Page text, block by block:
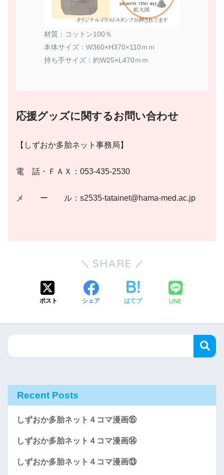
材質：コットン100％
本体サイズ：W360×H370×110ｍｍ
持ち手サイズ：約W25×L470ｍｍ
応援グッズに関するお問い合わせ
【しずおか多胎ネット事務局】
電 話・ＦＡＸ：053-435-2530
メ ー ル：s2535-tatainet@hama-med.ac.jp
SHARE
ポスト シェア はてブ LINE
Recent Posts
しずおか多胎ネット４コマ漫画⑮
しずおか多胎ネット４コマ漫画⑭
しずおか多胎ネット４コマ漫画⑬